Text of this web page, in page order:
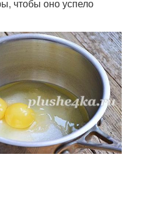
чтобы оно успело